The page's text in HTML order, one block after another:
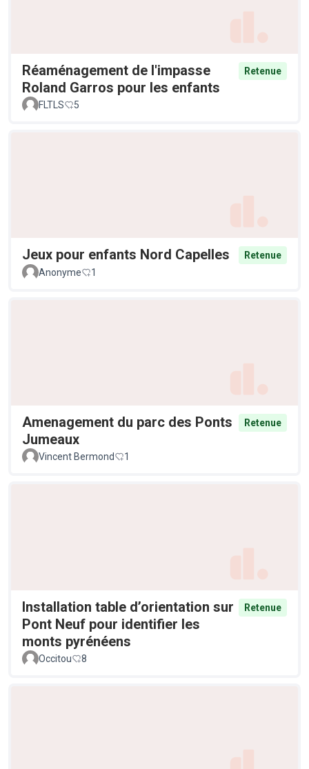
Réaménagement de l'impasse
Roland Garros pour les enfants
Retenue
FLTLS 5
Jeux pour enfants Nord Capelles
Retenue
Anonyme
1
Amenagement du parc des Ponts
Jumeaux
Retenue
Vincent Bermond 1
Installation table d’orientation sur
Pont Neuf pour identifier les
monts pyrénéens
Retenue
Occitou 8